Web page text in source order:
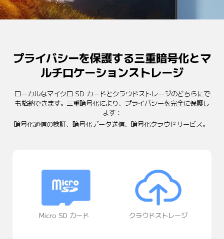
プライバシーを保護する三重暗号化とマ
ルチロケーションストレージ
ローカルなマイクロ SD カードとクラウドストレージのどちらにで
も格納できます。三重暗号化により、プライバシーを完全に保護し
ます：
暗号化通信の検証、暗号化データ送信、暗号化クラウドサービス。
Micro SD カード クラウドストレージ